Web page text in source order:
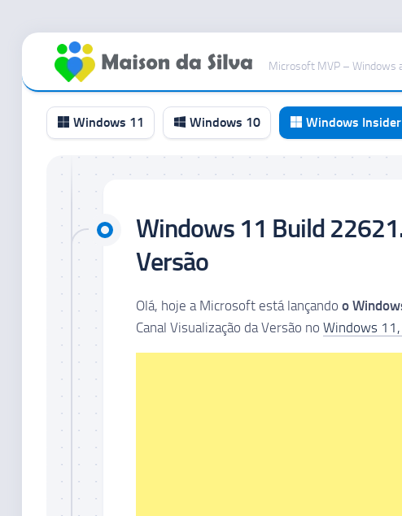
conteúdo
Microsoft MVP – Windows
Windows 11 Windows 10 Windows Insider
Canal
Canal
Canary
Windows 11 Build
Versão
Olá, hoje a Microsoft está lançando o
Canal Visualização da Versão no Windows